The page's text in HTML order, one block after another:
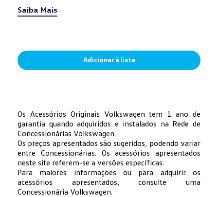
Saiba Mais
Adicionar à lista
Os Acessórios Originais Volkswagen tem 1 ano de
garantia quando adquiridos e instalados na Rede de
Concessionárias Volkswagen.
Os preços apresentados são sugeridos, podendo variar
entre Concessionárias. Os acessórios apresentados
neste site referem-se a versões específicas.
Para maiores informações ou para adquirir os
acessórios apresentados, consulte uma
Concessionária Volkswagen.